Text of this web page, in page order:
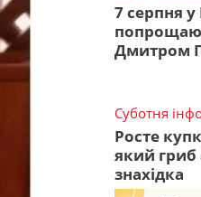
7 серпня у
Дмитром
Суботня
Росте
який гриб
знахідка